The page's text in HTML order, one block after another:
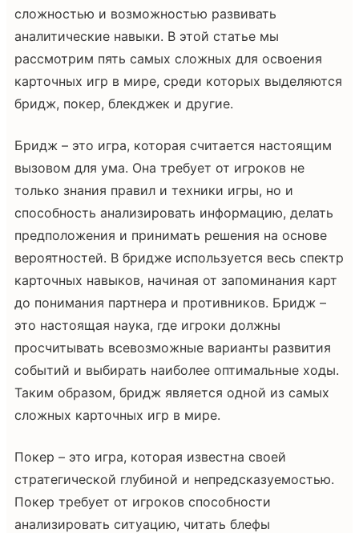
сложностью и возможностью развивать
аналитические навыки. В этой статье мы
рассмотрим пять самых сложных для освоения
карточных игр в мире, среди которых выделяются
бридж, покер, блекджек и другие.
Бридж – это игра, которая считается настоящим
вызовом для ума. Она требует от игроков не
только знания правил и техники игры, но и
способность анализировать информацию, делать
предположения и принимать решения на основе
вероятностей. В бридже используется весь спектр
карточных навыков, начиная от запоминания карт
до понимания партнера и противников. Бридж –
это настоящая наука, где игроки должны
просчитывать всевозможные варианты развития
событий и выбирать наиболее оптимальные ходы.
Таким образом, бридж является одной из самых
сложных карточных игр в мире.
Покер – это игра, которая известна своей
стратегической глубиной и непредсказуемостью.
Покер требует от игроков способности
анализировать ситуацию, читать блефы